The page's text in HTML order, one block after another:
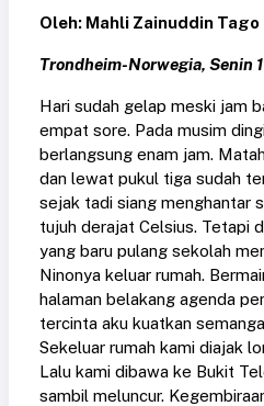
Oleh: Mahli Zainuddin Tago
Trondheim-Norwegia, Senin 1
Hari sudah gelap meski jam
empat sore. Pada musim
berlangsung enam jam.
dan lewat pukul tiga sudah
sejak tadi siang menghantar
tujuh derajat Celsius. Tetapi
yang baru pulang sekolah
Ninonya keluar rumah.
halaman belakang agenda
tercinta aku kuatkan
Sekeluar rumah kami diajak
Lalu kami dibawa ke Bukit
sambil meluncur.